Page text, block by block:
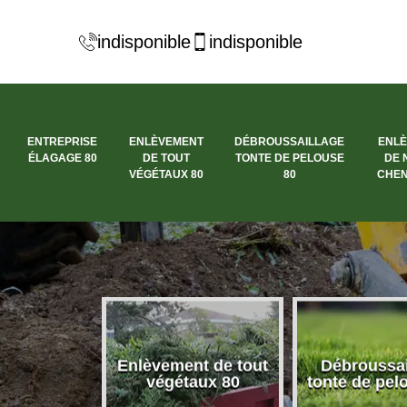
indisponible indisponible
ENTREPRISE
ÉLAGAGE 80
ENLÈVEMENT
DE TOUT
VÉGÉTAUX 80
DÉBROUSSAILLAGE
TONTE DE PELOUSE
80
DE
élagage
Enlèvement de tout
végétaux 80
tonte de